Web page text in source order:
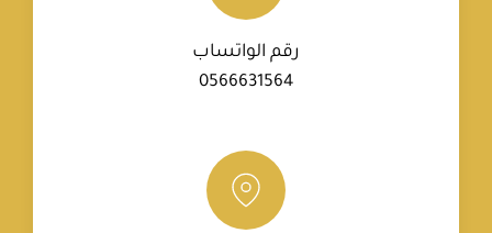
رقم الواتساب
0566631564